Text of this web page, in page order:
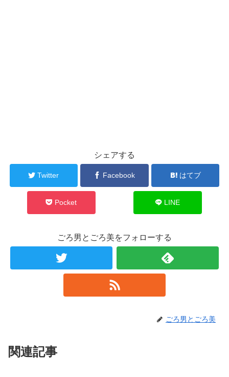
シェアする
Twitter Facebook はてブ
Pocket LINE
ごろ男とごろ美をフォローする
ごろ男とごろ美
関連記事